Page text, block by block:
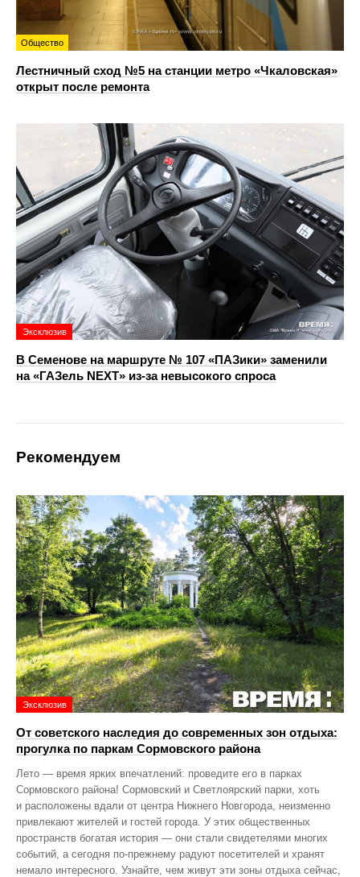
Общество
Лестничный сход №5 на станции метро «Чкаловская»
открыт после ремонта
Эксклюзив
В Семенове на маршруте № 107 «ПАЗики» заменили
на «ГАЗель NEXT» из‑за невысокого спроса
Рекомендуем
Эксклюзив
От советского наследия до современных зон отдыха:
прогулка по паркам Сормовского района
Лето — время ярких впечатлений: проведите его в парках
Сормовского района! Сормовский и Светлоярский парки, хоть
и расположены вдали от центра Нижнего Новгорода, неизменно
привлекают жителей и гостей города. У этих общественных
пространств богатая история — они стали свидетелями многих
событий, а сегодня по‑прежнему радуют посетителей и хранят
немало интересного. Узнайте, чем живут эти зоны отдыха сейчас,